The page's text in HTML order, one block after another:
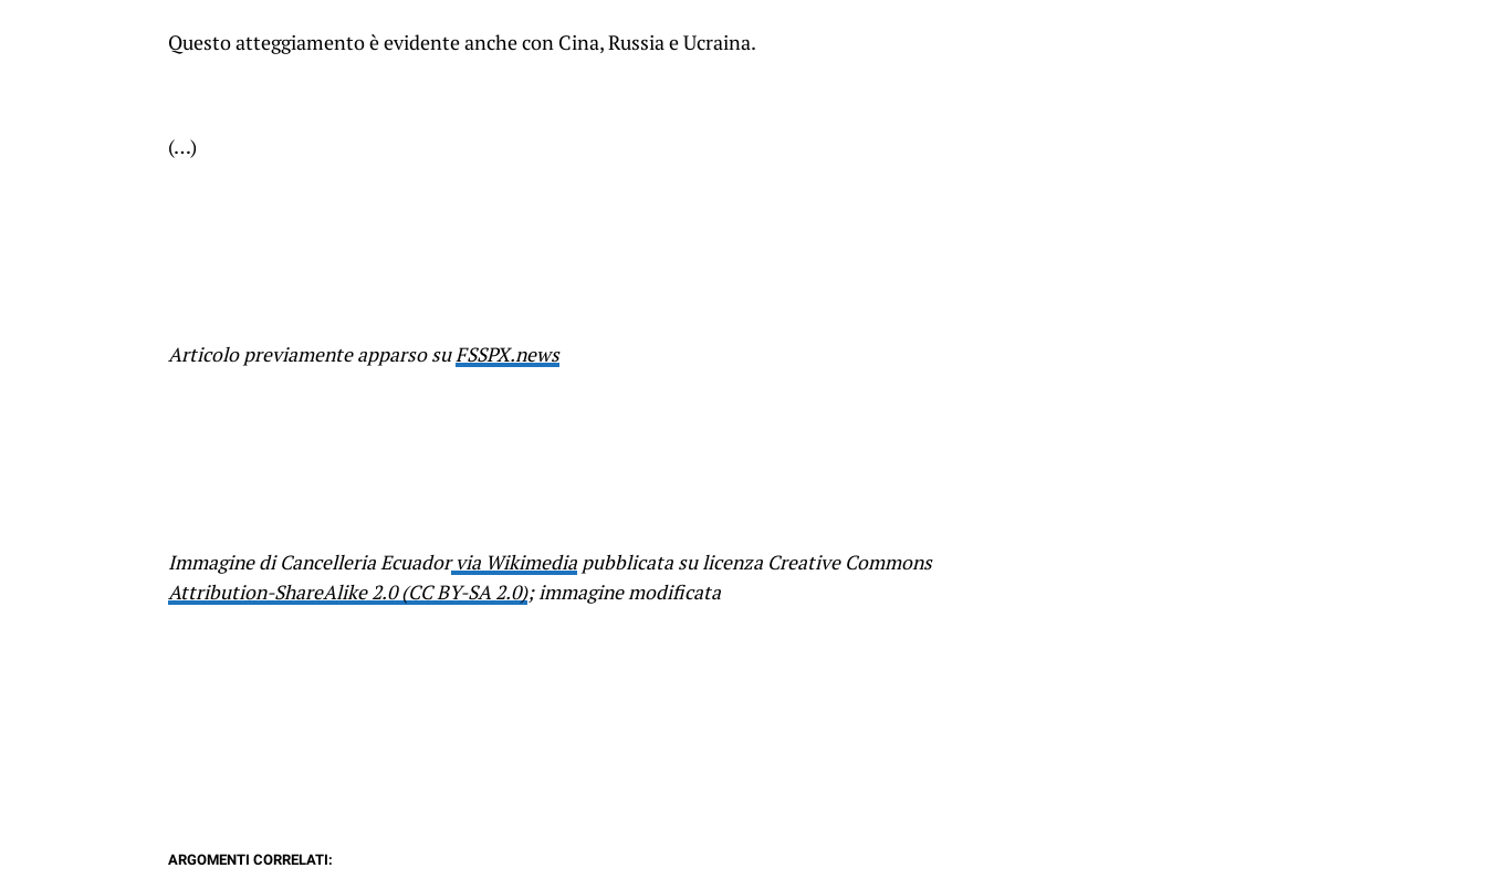
Questo atteggiamento è evidente anche con Cina, Russia e Ucraina.
(…)
Articolo previamente apparso suFSSPX.news
Immagine di Cancelleria Ecuadorvia Wikimedia pubblicata su licenza Creative Commons
Attribution-ShareAlike 2.0 (CC BY-SA 2.0); immagine modificata
ARGOMENTI CORRELATI: